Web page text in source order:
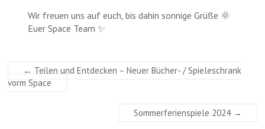
Wir freuen uns auf euch, bis dahin sonnige Grüße 🌞
Euer Space Team ✨
← Teilen und Entdecken – Neuer Bücher- / Spieleschrank
vorm Space
Sommerferienspiele 2024 →